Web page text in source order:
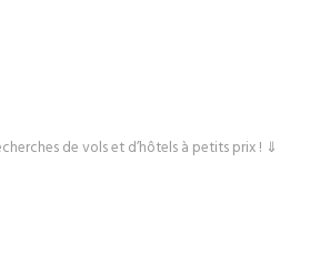
de vols et d’hôtels à petits prix ! ⇓